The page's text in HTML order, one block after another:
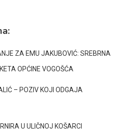
ZA EMU JAKUBOVIĆ: SREBRNA
OPĆINE VOGOŠĆA
– POZIV KOJI ODGAJA
U ULIČNOJ KOŠARCI